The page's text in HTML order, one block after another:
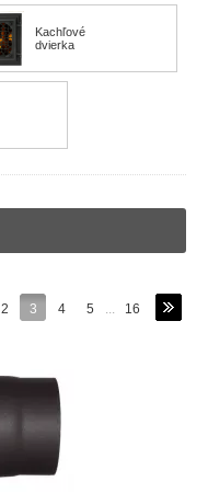
Kachľové
dvierka
2 3 4 5 ... 16